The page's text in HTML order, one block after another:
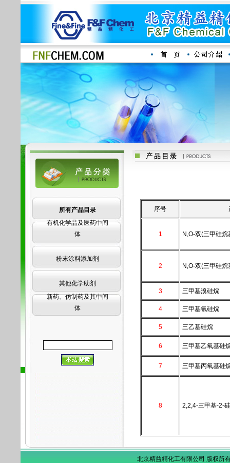
所有产品目录
有机化学品及医药中间
体
粉末涂料添加剂
其他化学助剂
新药、仿制药及其中间
体
序号
1 N,O-双(三甲硅
2 N,O-双(三甲硅
3 三甲基溴硅烷
4 三甲基氰硅烷
5 三乙基硅烷
6 三甲基乙氧基硅
7 三甲基丙氧基硅
8 2,2,4-三甲基-2-
北京精益精化工有限公司 版权所